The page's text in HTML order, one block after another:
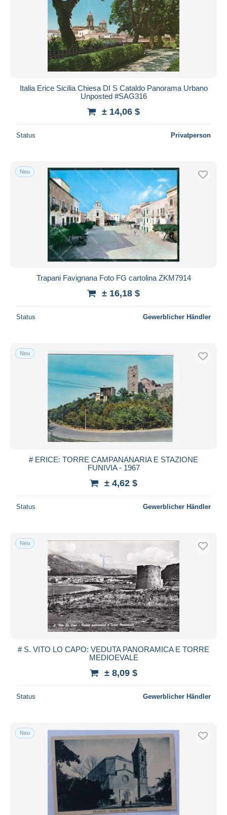
Italia Erice Sicilia Chiesa DI S Cataldo Panorama Urbano
Unposted #SAG316
± 14,06 $
Status Privatperson
Neu
Trapani Favignana Foto FG cartolina ZKM7914
± 16,18 $
Status Gewerblicher Händler
Neu
# ERICE: TORRE CAMPANANARIA E STAZIONE
FUNIVIA - 1967
± 4,62 $
Status Gewerblicher Händler
Neu
# S. VITO LO CAPO: VEDUTA PANORAMICA E TORRE
MEDIOEVALE
± 8,09 $
Status Gewerblicher Händler
Neu